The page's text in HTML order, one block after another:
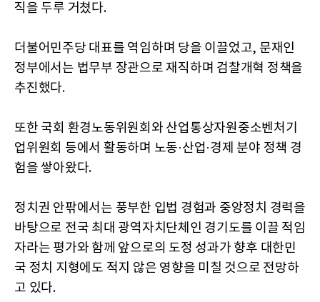
직을 두루 거쳤다.
더불어민주당 대표를 역임하며 당을 이끌었고, 문재인
정부에서는 법무부 장관으로 재직하며 검찰개혁 정책을
추진했다.
또한 국회 환경노동위원회와 산업통상자원중소벤처기
업위원회 등에서 활동하며 노동·산업·경제 분야 정책 경
험을 쌓아왔다.
정치권 안팎에서는 풍부한 입법 경험과 중앙정치 경력을
바탕으로 전국 최대 광역자치단체인 경기도를 이끌 적임
자라는 평가와 함께 앞으로의 도정 성과가 향후 대한민
국 정치 지형에도 적지 않은 영향을 미칠 것으로 전망하
고 있다.